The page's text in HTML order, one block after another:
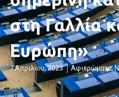
στη Γαλλία
Ευρώπη»
7 Απριλίου, 2023 Αφιερώματα,